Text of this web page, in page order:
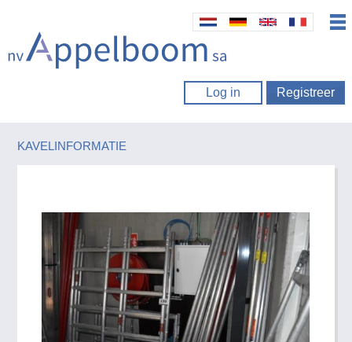
Log in Registreer
KAVELINFORMATIE